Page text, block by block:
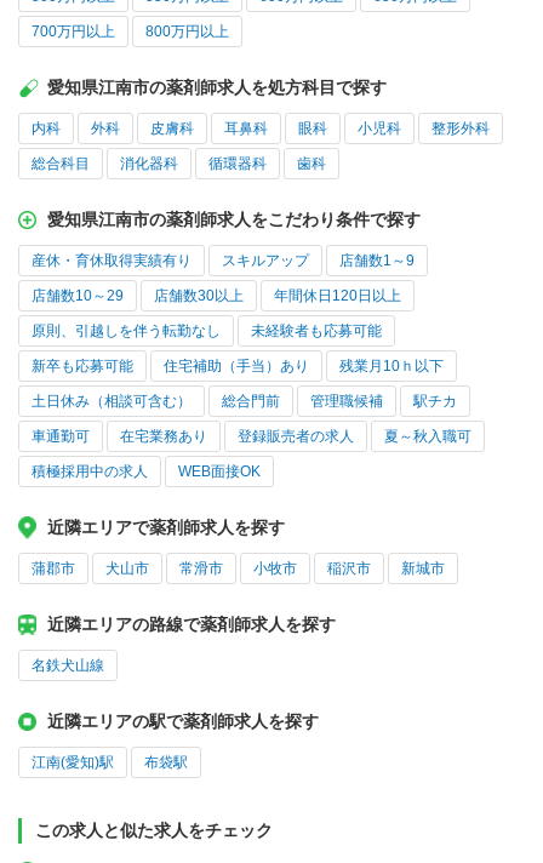
700万円以上 800万円以上
愛知県江南市の薬剤師求人を処方科目で探す
内科 外科 皮膚科 耳鼻科 眼科 小児科 整形外科
総合科目 消化器科 循環器科 歯科
愛知県江南市の薬剤師求人をこだわり条件で探す
産休・育休取得実績有り スキルアップ 店舗数1～9
店舗数10～29 店舗数30以上 年間休日120日以上
原則、引越しを伴う転勤なし 未経験者も応募可能
新卒も応募可能 住宅補助（手当）あり 残業月10ｈ以下
土日休み（相談可含む） 総合門前 管理職候補 駅チカ
車通勤可 在宅業務あり 登録販売者の求人 夏～秋入職可
積極採用中の求人 WEB面接OK
近隣エリアで薬剤師求人を探す
蒲郡市 犬山市 常滑市 小牧市 稲沢市 新城市
近隣エリアの路線で薬剤師求人を探す
名鉄犬山線
近隣エリアの駅で薬剤師求人を探す
江南(愛知)駅 布袋駅
この求人と似た求人をチェック